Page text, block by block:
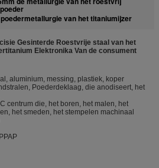
van het titaniumijzer
Gesinterde Roestvrije staal van het
Elektronika Van de consument
aluminium, messing, plastiek, koper
Poederdeklaag, die anodiseert, het
centrum die, het boren, het malen, het
het smeden, het stempelen machinaal